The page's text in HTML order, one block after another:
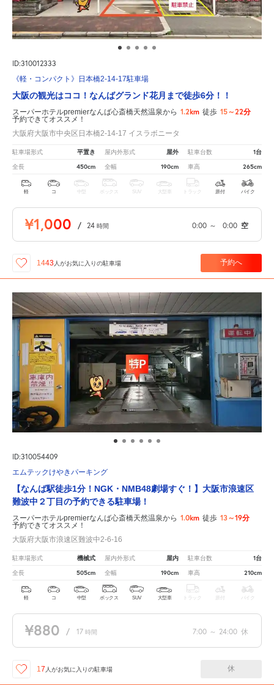
ID:310012333
《軽・コンパクト》日本橋2-14-17駐車場
大阪の観光はココ！なんばグランド花月まで徒歩6分！！
スーパーホテルpremierなんば心斎橋天然温泉から 1.2km 徒歩 15～22分
予約できてオススメ！
大阪府大阪市中央区日本橋2-14-17 イスラボニータ
駐車場形式 平置き 屋内外形式 屋外 駐車台数 1台
全長 450cm 全幅 190cm 車高 265cm
軽 コ 中型 ボックス SUV 大型車 トラック 原付 バイク
¥1,000 / 24 時間 0:00 ～ 0:00 空
1443 人がお気に入りの駐車場 予約へ
ID:310054409
エムテックけやきパーキング
【なんば駅徒歩1分！NGK・NMB48劇場すぐ！】大阪市浪速区
難波中２丁目の予約できる駐車場！
スーパーホテルpremierなんば心斎橋天然温泉から 1.0km 徒歩 13～19分
予約できてオススメ！
大阪府大阪市浪速区難波中2-6-16
駐車場形式 機械式 屋内外形式 屋内 駐車台数 1台
全長 505cm 全幅 190cm 車高 210cm
軽 コ 中型 ボックス SUV 大型車 トラック 原付 バイク
¥880 / 17 時間 7:00 ～ 24:00 休
17 人がお気に入りの駐車場 休